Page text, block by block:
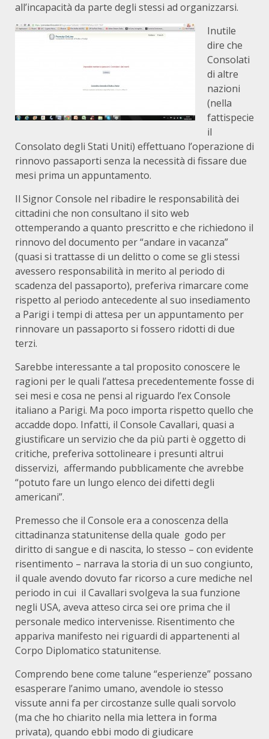
all’incapacità da parte degli stessi ad organizzarsi.
Inutile
dire che
Consolati
di altre
nazioni
(nella
fattispecie
il
Consolato degli Stati Uniti) effettuano l’operazione di
rinnovo passaporti senza la necessità di fissare due
mesi prima un appuntamento.
Il Signor Console nel ribadire le responsabilità dei
cittadini che non consultano il sito web
ottemperando a quanto prescritto e che richiedono il
rinnovo del documento per “andare in vacanza”
(quasi si trattasse di un delitto o come se gli stessi
avessero responsabilità in merito al periodo di
scadenza del passaporto), preferiva rimarcare come
rispetto al periodo antecedente al suo insediamento
a Parigi i tempi di attesa per un appuntamento per
rinnovare un passaporto si fossero ridotti di due
terzi.
Sarebbe interessante a tal proposito conoscere le
ragioni per le quali l’attesa precedentemente fosse di
sei mesi e cosa ne pensi al riguardo l’ex Console
italiano a Parigi. Ma poco importa rispetto quello che
accadde dopo. Infatti, il Console Cavallari, quasi a
giustificare un servizio che da più parti è oggetto di
critiche, preferiva sottolineare i presunti altrui
disservizi, affermando pubblicamente che avrebbe
“potuto fare un lungo elenco dei difetti degli
americani”.
Premesso che il Console era a conoscenza della
cittadinanza statunitense della quale godo per
diritto di sangue e di nascita, lo stesso – con evidente
risentimento – narrava la storia di un suo congiunto,
il quale avendo dovuto far ricorso a cure mediche nel
periodo in cui il Cavallari svolgeva la sua funzione
negli USA, aveva atteso circa sei ore prima che il
personale medico intervenisse. Risentimento che
appariva manifesto nei riguardi di appartenenti al
Corpo Diplomatico statunitense.
Comprendo bene come talune “esperienze” possano
esasperare l’animo umano, avendole io stesso
vissute anni fa per circostanze sulle quali sorvolo
(ma che ho chiarito nella mia lettera in forma
privata), quando ebbi modo di giudicare